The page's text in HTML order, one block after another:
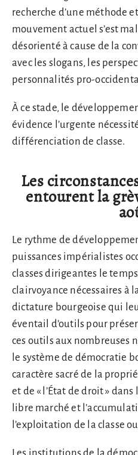
recherche d’une méthode
mouvement actuel s’est
désorienté à cause de la
avec les slogans, les
personnalités pro-
À ce stade, le
évidence l’urgente
différenciation de classe.
Les
entourent la
Le rythme de
puissances impérialistes
classes dirigeantes le
clairvoyance nécessaires à
dictature bourgeoise qui
éventail d’outils pour
ces outils aux nombreuses
le système de démocratie
caractère sacré de la
et de « l’État de droit »
libre marché et
l’exploitation de la classe